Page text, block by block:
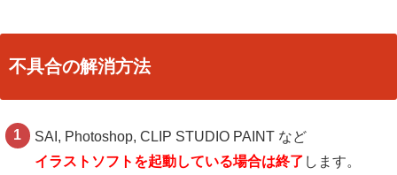
不具合の解消方法
SAI, Photoshop, CLIP STUDIO PAINT など
イラストソフトを起動している場合は終了 します。